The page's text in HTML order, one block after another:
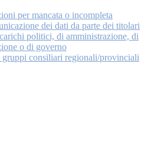
per mancata o incompleta
dei dati da parte dei titolari
politici, di amministrazione, di
o di governo
gruppi consiliari regionali/provinciali